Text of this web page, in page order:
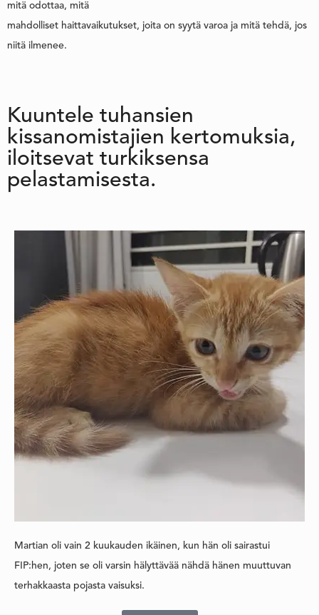
mitä odottaa, mitä
mahdolliset haittavaikutukset, joita on syytä varoa ja mitä tehdä, jos
niitä ilmenee.
Kuuntele tuhansien
kissanomistajien kertomuksia,
iloitsevat turkiksensa
pelastamisesta.
Martian oli vain 2 kuukauden ikäinen, kun hän oli sairastui
FIP:hen, joten se oli varsin hälyttävää nähdä hänen muuttuvan
terhakkaasta pojasta vaisuksi.